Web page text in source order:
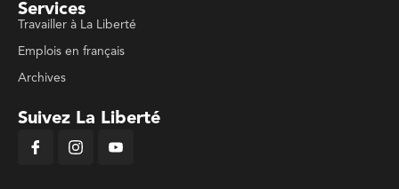
Services
Travailler à La Liberté
Emplois en français
Archives
Suivez La Liberté